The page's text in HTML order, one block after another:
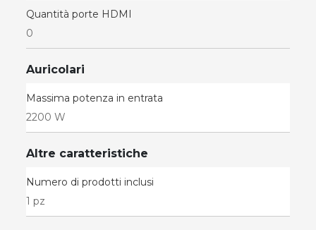
Quantità porte HDMI
0
Auricolari
Massima potenza in entrata
2200 W
Altre caratteristiche
Numero di prodotti inclusi
1 pz